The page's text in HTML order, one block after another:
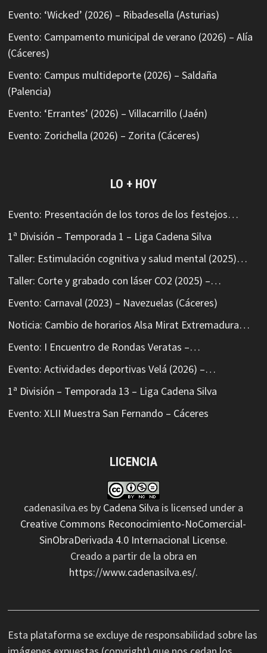
Evento: ‘Wicked’ (2026) – Ribadesella (Asturias)
Evento: Campamento municipal de verano (2026) – Alía
(Cáceres)
Evento: Campus multideporte (2026) – Saldaña
(Palencia)
Evento: ‘Errantes’ (2026) – Villacarrillo (Jaén)
Evento: Zorichella (2026) – Zorita (Cáceres)
LO + HOY
Evento: Presentación de los toros de los festejos…
1ª División – Temporada 1 – Liga Cadena Silva
Taller: Estimulación cognitiva y salud mental (2025)…
Taller: Corte y grabado con láser CO2 (2025) –…
Evento: Carnaval (2023) – Navezuelas (Cáceres)
Noticia: Cambio de horarios Alsa Mirat Extremadura…
Evento: I Encuentro de Rondas Veratas –…
Evento: Actividades deportivas Velá (2026) –…
1ª División – Temporada 13 – Liga Cadena Silva
Evento: XLII Muestra San Fernando – Cáceres
LICENCIA
cadenasilva.es by Cadena Silva is licensed under a
Creative Commons Reconocimiento-NoComercial-
SinObraDerivada 4.0 Internacional License.
Creado a partir de la obra en
https://www.cadenasilva.es/.
Esta plataforma se excluye de responsabilidad sobre las